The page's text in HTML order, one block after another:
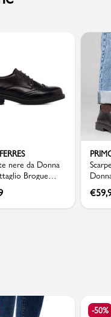
nere da Donna
Brogue
€
-50%